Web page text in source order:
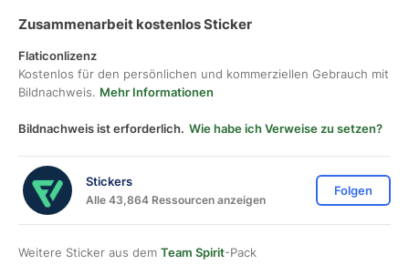
Zusammenarbeit kostenlos Sticker
Flaticonlizenz
Kostenlos für den persönlichen und kommerziellen Gebrauch mit
Bildnachweis. Mehr Informationen
Bildnachweis ist erforderlich. Wie habe ich Verweise zu setzen?
Stickers
Alle 43,864 Ressourcen anzeigen
Folgen
Weitere Sticker aus dem Team Spirit-Pack